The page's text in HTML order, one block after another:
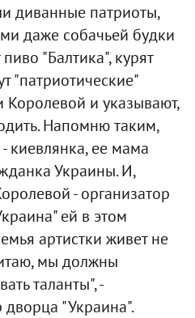
диванные патриоты,
даже собачьей будки
"Балтика", курят
"патриотические"
Королевой и указывают,
Напомню таким,
киевлянка, ее мама
Украины. И,
- организатор
ей в этом
артистки живет не
мы должны
таланты", -
дворца "Украина".